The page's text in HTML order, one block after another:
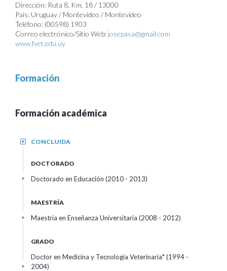
Dirección: Ruta 8, Km. 18 / 13000
País: Uruguay / Montevideo / Montevideo
Teléfono: (00598) 1903
Correo electrónico/Sitio Web: josepasa@gmail.com
www.fvet.edu.uy
Formación
Formación académica
CONCLUIDA
+
DOCTORADO
Doctorado en Educación (2010 - 2013)
+
MAESTRÍA
Maestría en Enseñanza Universitaria (2008 - 2012)
+
GRADO
Doctor en Medicina y Tecnología Veterinaria* (1994 -
2004)
+